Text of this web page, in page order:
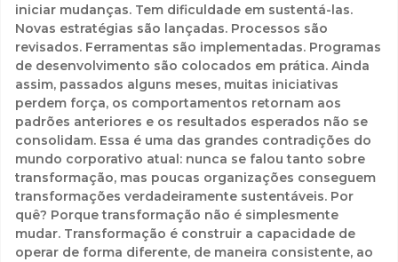
iniciar mudanças. Tem dificuldade em sustentá-las.
Novas estratégias são lançadas. Processos são
revisados. Ferramentas são implementadas. Programas
de desenvolvimento são colocados em prática. Ainda
assim, passados alguns meses, muitas iniciativas
perdem força, os comportamentos retornam aos
padrões anteriores e os resultados esperados não se
consolidam. Essa é uma das grandes contradições do
mundo corporativo atual: nunca se falou tanto sobre
transformação, mas poucas organizações conseguem
transformações verdadeiramente sustentáveis. Por
quê? Porque transformação não é simplesmente
mudar. Transformação é construir a capacidade de
operar de forma diferente, de maneira consistente, ao